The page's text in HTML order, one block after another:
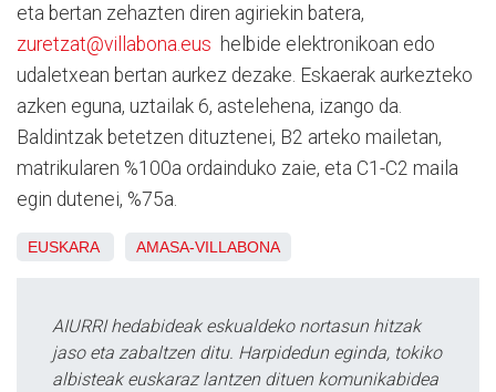
eta bertan zehazten diren agiriekin batera,
zuretzat@villabona.eus helbide elektronikoan edo
udaletxean bertan aurkez dezake. Eskaerak aurkezteko
azken eguna, uztailak 6, astelehena, izango da.
Baldintzak betetzen dituztenei, B2 arteko mailetan,
matrikularen %100a ordainduko zaie, eta C1-C2 maila
egin dutenei, %75a.
EUSKARA AMASA-VILLABONA
AIURRI hedabideak eskualdeko nortasun hitzak
jaso eta zabaltzen ditu. Harpidedun eginda, tokiko
albisteak euskaraz lantzen dituen komunikabidea